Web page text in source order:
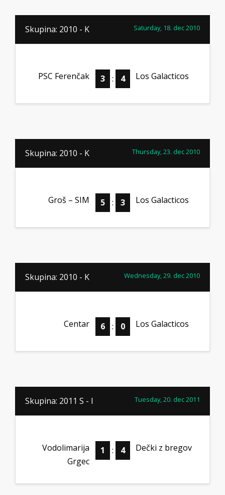
Skupina: 2010 - K Saturday, 18. dec 2010
PSC Ferenčak 3 : 4 Los Galacticos
Skupina: 2010 - K Thursday, 23. dec 2010
Groš – SIM 5 : 3 Los Galacticos
Skupina: 2010 - K Wednesday, 29. dec 2010
Centar 6 : 0 Los Galacticos
Skupina: 2011 S - I Tuesday, 20. dec 2011
Vodolimarija
Grgec
1 : 4 Dečki z bregov